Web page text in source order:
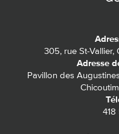
305, rue St-Vallier,
Adresse
Pavillon des
418